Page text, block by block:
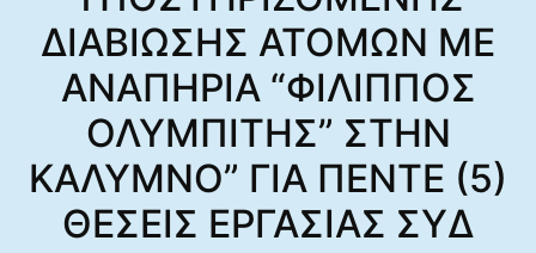
ΔΙΑΒΙΩΣΗΣ ΑΤΟΜΩΝ ΜΕ
ΑΝΑΠΗΡΙΑ “ΦΙΛΙΠΠΟΣ
ΟΛΥΜΠΙΤΗΣ” ΣΤΗΝ
ΚΑΛΥΜΝΟ” ΓΙΑ ΠΕΝΤΕ (5)
ΘΕΣΕΙΣ ΕΡΓΑΣΙΑΣ ΣΥΔ